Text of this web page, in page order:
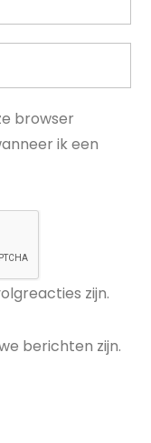
browser
ik een
zijn.
berichten zijn.